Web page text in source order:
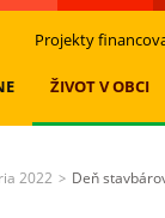
Projekty
ŽIVOT V OBCI
2022 > Deň